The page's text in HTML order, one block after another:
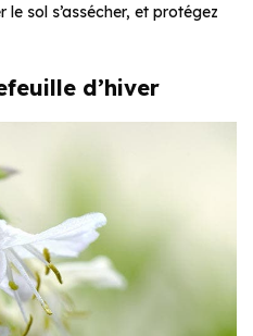
le sol s’assécher, et protégez
d’hiver